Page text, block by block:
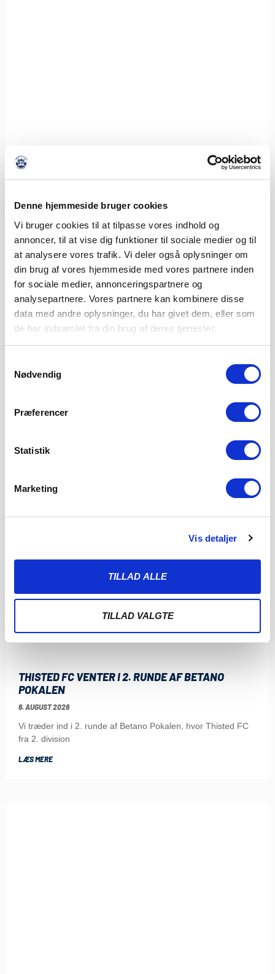
Denne hjemmeside bruger cookies
Vi bruger cookies til at tilpasse vores indhold og
annoncer, til at vise dig funktioner til sociale medier og til
at analysere vores trafik. Vi deler også oplysninger om
din brug af vores hjemmeside med vores partnere inden
for sociale medier, annonceringspartnere og
analysepartnere. Vores partnere kan kombinere disse
data med andre oplysninger, du har givet dem, eller som
de har indsamlet fra din brug af deres tjenester.
Nødvendig
Præferencer
Statistik
Marketing
Vis detaljer
TILLAD ALLE
TILLAD VALGTE
ALBERT RRAHMANI UDLEJES TIL NYKØBING FC
7. AUGUST 2026
divisionsklubben Nykøbing FC i hele 2026/2027-sæsonen.
Sønderjyske Fodbold
LÆS MERE
THISTED FC VENTER I 2. RUNDE AF BETANO
POKALEN
6. AUGUST 2026
Vi træder ind i 2. runde af Betano Pokalen, hvor Thisted FC
fra 2. division
LÆS MERE